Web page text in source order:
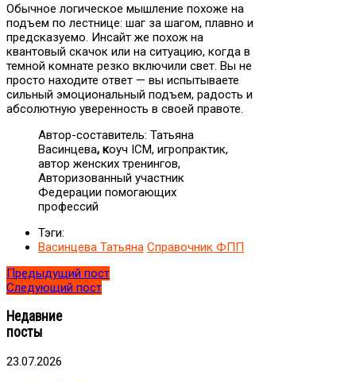
Обычное логическое мышление похоже на
подъем по лестнице: шаг за шагом, плавно и
предсказуемо. Инсайт же похож на
квантовый скачок или на ситуацию, когда в
темной комнате резко включили свет. Вы не
просто находите ответ — вы испытываете
сильный эмоциональный подъем, радость и
абсолютную уверенность в своей правоте.
Автор-составитель: Татьяна
Васинцева, коуч ICM, игропрактик,
автор женских тренингов,
Авторизованный участник
Федерации помогающих
профессий
Тэги:
Васинцева Татьяна Справочник ФПП
Предыдущий пост
Следующий пост
Недавние
посты
23.07.2026